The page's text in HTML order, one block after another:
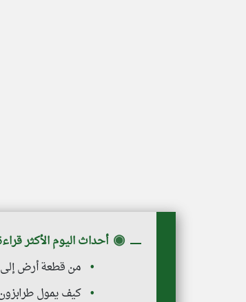
◉ أحداث اليوم الأكثر
من قطعة أرض إلى
كيف يمول طرابزون